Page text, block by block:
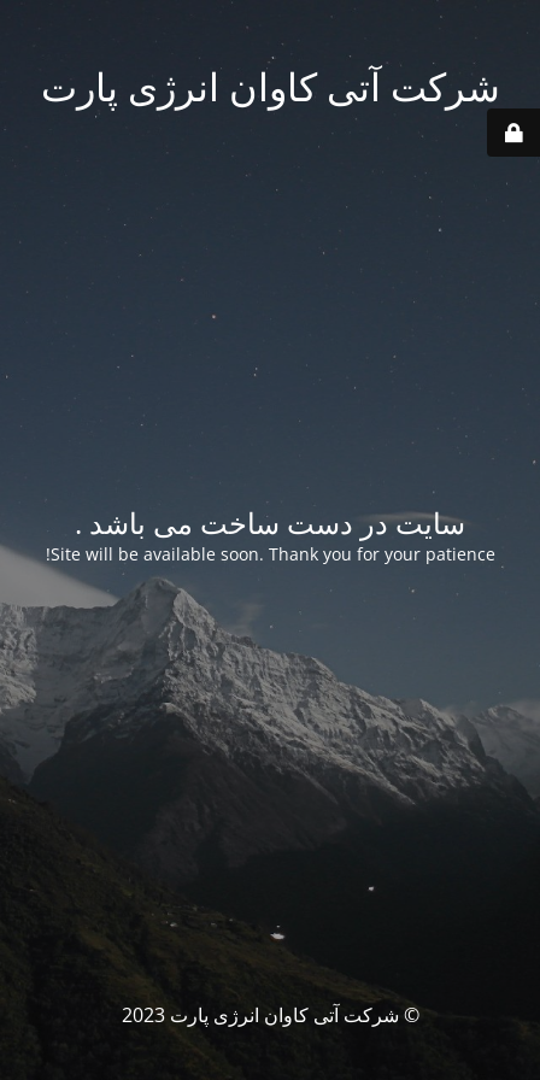
شرکت آتی کاوان انرژی پارت
سایت در دست ساخت می باشد .
Site will be available soon. Thank you for your patience!
© شرکت آتی کاوان انرژی پارت 2023